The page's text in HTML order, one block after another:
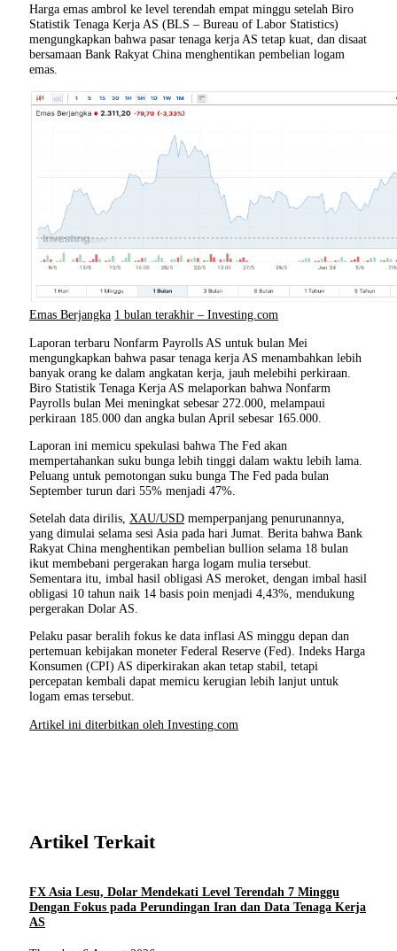
Harga emas ambrol ke level terendah empat minggu setelah Biro
Statistik Tenaga Kerja AS (BLS – Bureau of Labor Statistics)
mengungkapkan bahwa pasar tenaga kerja AS tetap kuat, dan disaat
bersamaan Bank Rakyat China menghentikan pembelian logam
emas.
Emas Berjangka 1 bulan terakhir – Investing.com
Laporan terbaru Nonfarm Payrolls AS untuk bulan Mei
mengungkapkan bahwa pasar tenaga kerja AS menambahkan lebih
banyak orang ke dalam angkatan kerja, jauh melebihi perkiraan.
Biro Statistik Tenaga Kerja AS melaporkan bahwa Nonfarm
Payrolls bulan Mei meningkat sebesar 272.000, melampaui
perkiraan 185.000 dan angka bulan April sebesar 165.000.
Laporan ini memicu spekulasi bahwa The Fed akan
mempertahankan suku bunga lebih tinggi dalam waktu lebih lama.
Peluang untuk pemotongan suku bunga The Fed pada bulan
September turun dari 55% menjadi 47%.
Setelah data dirilis,XAU/USD memperpanjang penurunannya,
yang dimulai selama sesi Asia pada hari Jumat. Berita bahwa Bank
Rakyat China menghentikan pembelian bullion selama 18 bulan
ikut membebani pergerakan harga logam mulia tersebut.
Sementara itu, imbal hasil obligasi AS meroket, dengan imbal hasil
obligasi 10 tahun naik 14 basis poin menjadi 4,43%, mendukung
pergerakan Dolar AS.
Pelaku pasar beralih fokus ke data inflasi AS minggu depan dan
pertemuan kebijakan moneter Federal Reserve (Fed). Indeks Harga
Konsumen (CPI) AS diperkirakan akan tetap stabil, tetapi
percepatan kembali dapat memicu kerugian lebih lanjut untuk
logam emas tersebut.
Artikel ini diterbitkan oleh Investing.com
Artikel Terkait
FX Asia Lesu, Dolar Mendekati Level Terendah 7 Minggu
Dengan Fokus pada Perundingan Iran dan Data Tenaga Kerja
AS